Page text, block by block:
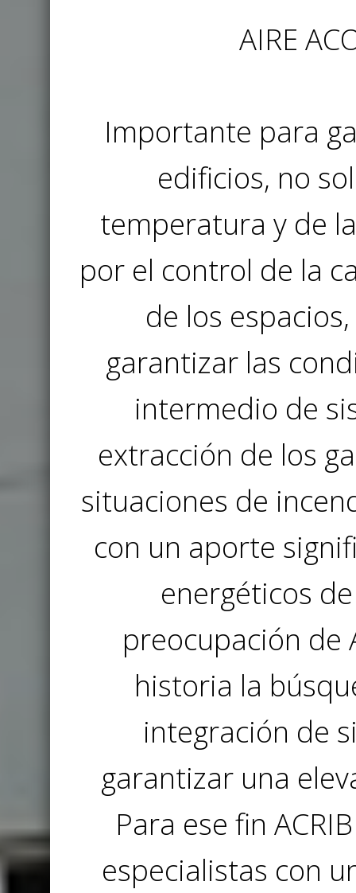
AIRE
Importante para
edificios, no
temperatura y de
por el control de la
de los
garantizar las
intermedio de
extracción de los
situaciones de
con un aporte
energéticos
preocupación de
historia la
integración de
garantizar una
Para ese fin
especialistas con